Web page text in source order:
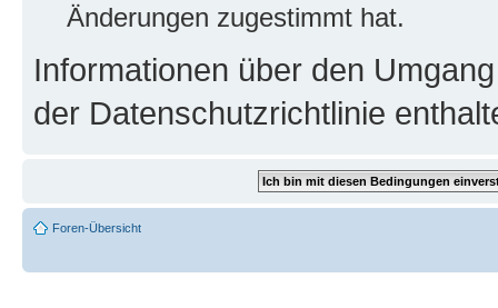
Änderungen zugestimmt hat.
Informationen über den
der Datenschutzrichtlinie
Foren-Übersicht